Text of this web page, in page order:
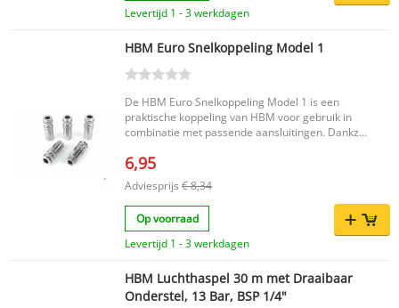
Levertijd 1 - 3 werkdagen
HBM Euro Snelkoppeling Model 1
De HBM Euro Snelkoppeling Model 1 is een
praktische koppeling van HBM voor gebruik in
combinatie met passende aansluitingen. Dankzij
voor toepassingen waarbij een betrouwbare en
efficiënte verbinding gewenst is. Belangrijkste
voordelen Euro Snelkoppeling model 1 Handige
en efficiënte koppeling Merk: HBM
Productkenmerken Productnaam: HBM Euro
Snelkoppeling Model 1 Merk: HBM EAN code:
7435125078031 Met de HBM Euro
Snelkoppeling Model 1 kiest u voor een
praktische oplossing binnen het assortiment van
HBM.
6,95
Adviesprijs € 8,34
Op voorraad
Levertijd 1 - 3 werkdagen
HBM Luchthaspel 30 m met Draaibaar
Onderstel, 13 Bar, BSP 1/4"